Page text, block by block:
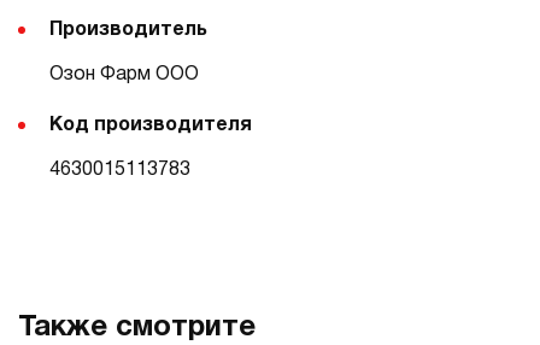
Производитель
Озон Фарм ООО
Код производителя
4630015113783
Также смотрите